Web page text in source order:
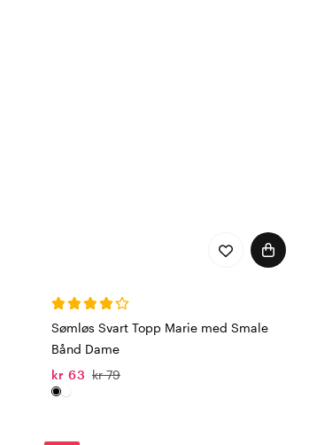
Sømløs Svart Topp Marie med Smale
Bånd Dame
kr 63 kr 79